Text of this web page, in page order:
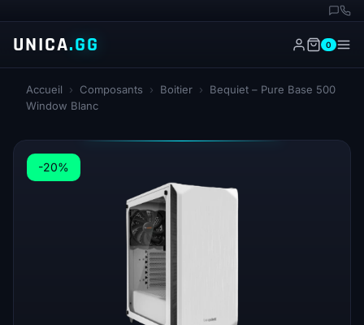
UNICA.GG 0
Accueil › Composants › Boitier ›
Bequiet – Pure Base 500
Window Blanc
-20%